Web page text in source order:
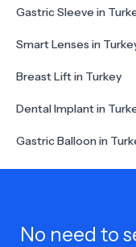
Gastric Sleeve in
Smart Lenses in
Breast Lift in Turkey
Dental Implant in
Gastric Balloon in
No need to